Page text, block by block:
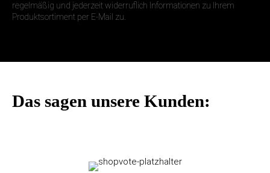
regelmäßig und jederzeit widerruflich Informationen zu Ihrem
Produktsortiment per E-Mail zu.
Das sagen unsere Kunden: